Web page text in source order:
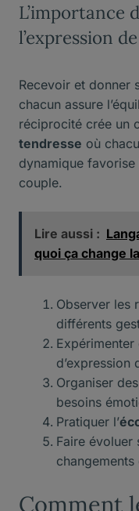
L’importance
l’expression
Recevoir et donner
chacun assure
réciprocité crée un
tendresse où
dynamique favorise
couple.
Lire aussi :
quoi ça change
Observer les
différents
d’expression
Organiser
besoins
Pratiquer l’
Faire évoluer
changements
Comment